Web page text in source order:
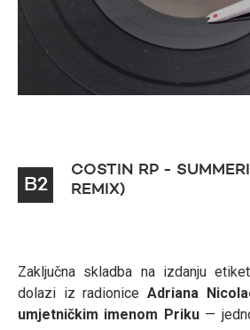
B2
COSTIN RP -
REMIX)
Zaključna skladba na izdanju
dolazi iz radionice Adriana
umjetničkim imenom Priku—